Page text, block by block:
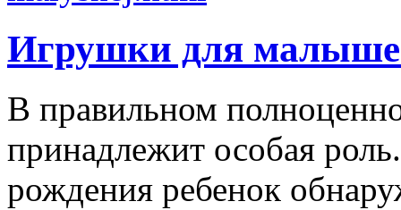
Игрушки для
В правильном
принадлежит особая
рождения ребенок